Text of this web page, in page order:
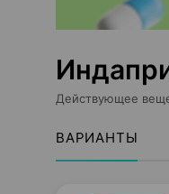
Действующее
ВАРИАНТЫ